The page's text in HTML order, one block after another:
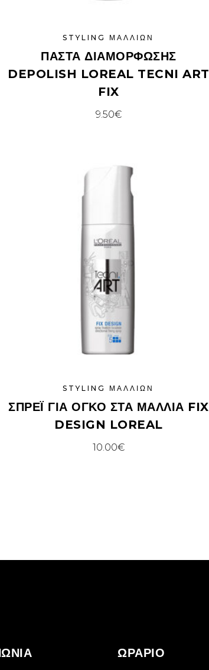
STYLING ΜΑΛΛΙΏΝ
ΠΆΣΤΑ ΔΙΑΜΌΡΦΩΣΗΣ
DEPOLISH LOREAL TECNI ART
FIX
9.50€
STYLING ΜΑΛΛΙΏΝ
ΣΠΡΈΙ ΓΙΑ ΌΓΚΟ ΣΤΑ ΜΑΛΛΙΆ FIX
DESIGN LOREAL
10.00€
ΩΡΑΡΙΟ